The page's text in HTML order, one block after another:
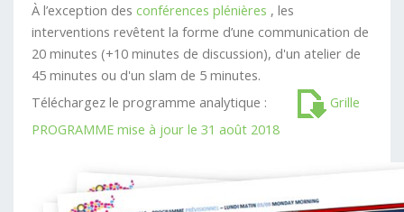
À l’exception desconférences plénières , les
interventions revêtent la forme d’une communication de
20 minutes (+10 minutes de discussion), d'un atelier de
45 minutes ou d'un slam de 5 minutes.
Téléchargez le programme analytique :
Grille
PROGRAMME mise à jour le 31 août 2018